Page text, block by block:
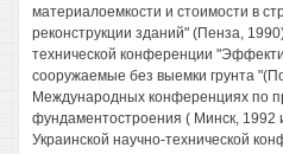
материалоемкости и стоимости в
реконструкции зданий" (Пенза,
технической конференции
сооружаемые без выемки грунта
Международных конференциях по
фундаментостроения ( Минск, 1992
Украинской научно-технической